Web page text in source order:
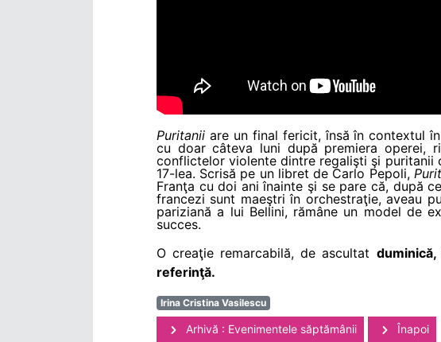
Puritanii are un final fericit, însă în contextul
cu doar câteva luni după premiera operei,
conflictelor violente dintre regalişti şi puritanii
17-lea. Scrisă pe un libret de Carlo Pepoli,
Franţa cu doi ani înainte şi se pare că, după
francezi sunt maeştri în orchestraţie, aveau
pariziană a lui Bellini, rămâne un model de
succes.
O creaţie remarcabilă, de ascultat
referinţă.
Irina Cristina Vasilescu
Arhivă : Evenimentele săptămânii Înapoi